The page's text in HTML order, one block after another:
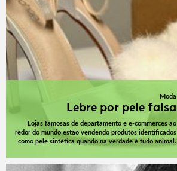
Moda
Lebre por pele falsa
Lojas famosas de departamento e e-commerces ao
redor do mundo estão vendendo produtos identificados
como pele sintética quando na verdade é tudo animal.